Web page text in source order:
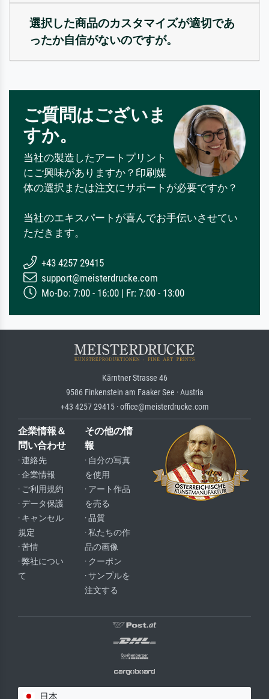
選択した商品のカスタマイズが適切であ
ったか自信がないのですが。
ご質問はございま
すか。
当社の製造したアートプリント
にご興味がありますか？印刷媒
体の選択または注文にサポートが必要ですか？
当社のエキスパートが喜んでお手伝いさせてい
ただきます。
+43 4257 29415
support@meisterdrucke.com
Mo-Do: 7:00 - 16:00 | Fr: 7:00 - 13:00
Kärntner Strasse 46
9586 Finkenstein am Faaker See · Austria
+43 4257 29415 · office@meisterdrucke.com
企業情報＆
問い合わせ
· 連絡先
· 企業情報
· ご利用規約
· データ保護
· キャンセル
規定
· 苦情
· 弊社につい
て
その他の情
報
· 自分の写真
を使用
· アート作品
を売る
· 品質
· 私たちの作
品の画像
· クーポン
· サンプルを
注文する
日本